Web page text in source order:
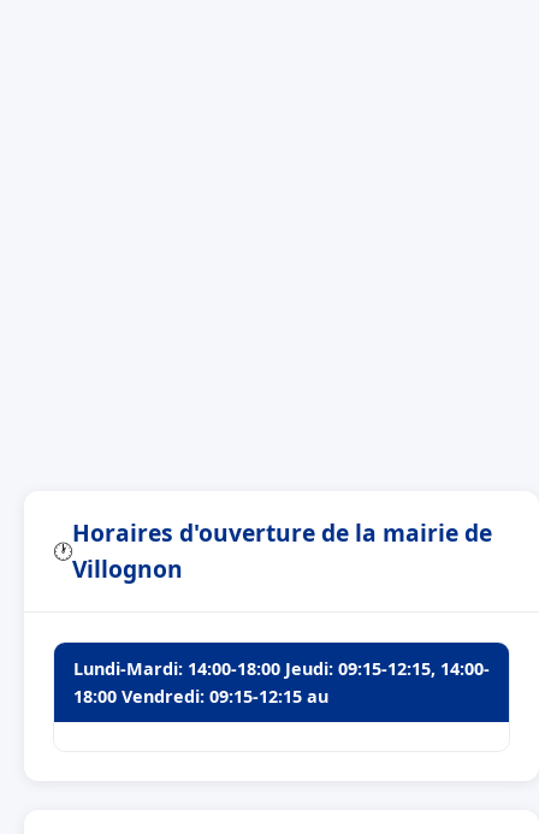
🕐
Horaires d'ouverture de la mairie de
Villognon
Lundi-Mardi: 14:00-18:00 Jeudi: 09:15-12:15, 14:00-
18:00 Vendredi: 09:15-12:15 au